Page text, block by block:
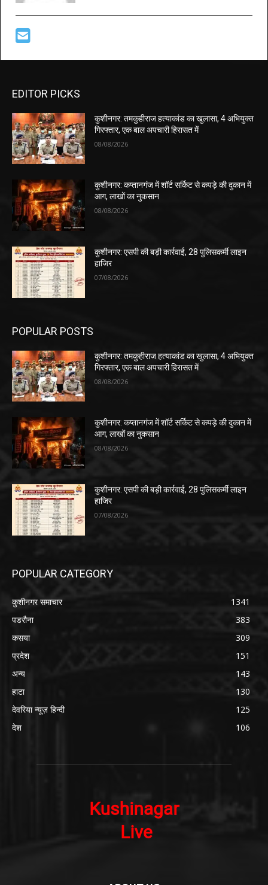
EDITOR PICKS
कुशीनगर: तमकुहीराज हत्याकांड का खुलासा, 4 अभियुक्त
गिरफ्तार, एक बाल अपचारी हिरासत में
08/08/2026
कुशीनगर: कप्तानगंज में शॉर्ट सर्किट से कपड़े की दुकान में
आग, लाखों का नुकसान
08/08/2026
कुशीनगर: एसपी की बड़ी कार्रवाई, 28 पुलिसकर्मी लाइन
हाजिर
07/08/2026
POPULAR POSTS
कुशीनगर: तमकुहीराज हत्याकांड का खुलासा, 4 अभियुक्त
गिरफ्तार, एक बाल अपचारी हिरासत में
08/08/2026
कुशीनगर: कप्तानगंज में शॉर्ट सर्किट से कपड़े की दुकान में
आग, लाखों का नुकसान
08/08/2026
कुशीनगर: एसपी की बड़ी कार्रवाई, 28 पुलिसकर्मी लाइन
हाजिर
07/08/2026
POPULAR CATEGORY
कुशीनगर समाचार
1341
पडरौना
383
कसया
309
प्रदेश
151
अन्य
143
हाटा
130
देवरिया न्यूज़ हिन्दी
125
देश
106